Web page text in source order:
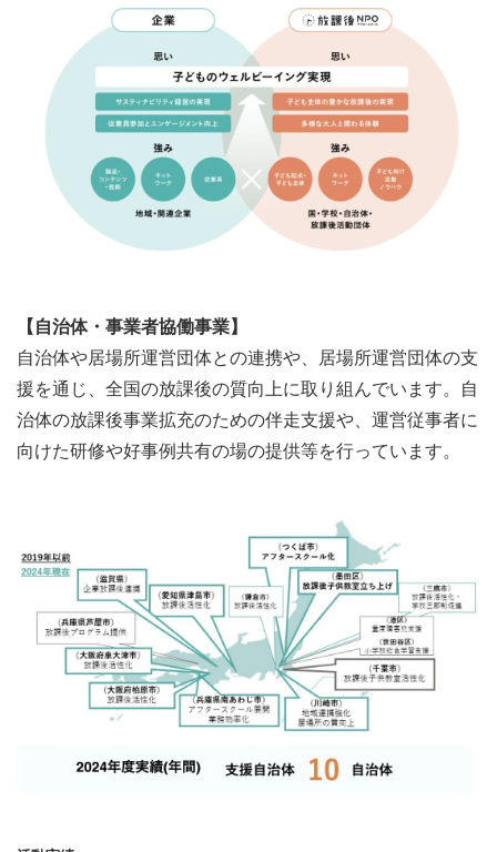
【自治体・事業者協働事業】
自治体や居場所運営団体との連携や、居場所運営団体の支
援を通じ、全国の放課後の質向上に取り組んでいます。自
治体の放課後事業拡充のための伴走支援や、運営従事者に
向けた研修や好事例共有の場の提供等を行っています。